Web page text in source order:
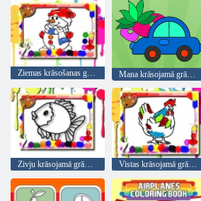
Ziemas krāsošanas grāmata Mana krāsojamā grāmata
Zivju krāsojamā grāmata Vistas krāsojamā grāmata